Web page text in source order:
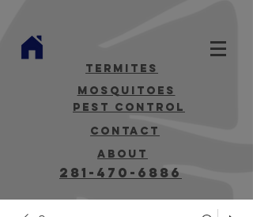
termites
mosquitoes
Pest Control
contact
about
281-470-6886